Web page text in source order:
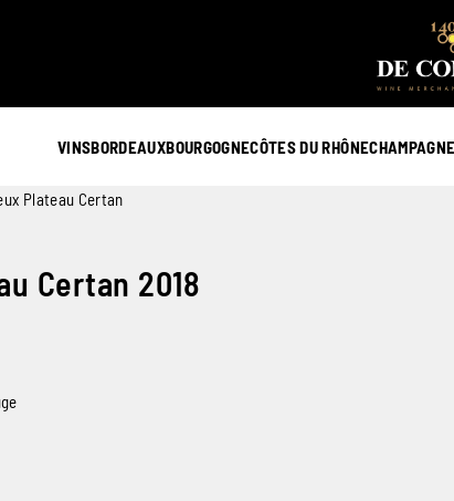
VINSBORDEAUXBOURGOGNECÔTES DU RHÔNE
Plateau Certan
Certan 2018